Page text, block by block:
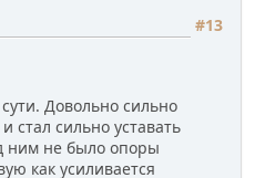
#13
Довольно сильно
стал сильно уставать
ним не было опоры
как усиливается